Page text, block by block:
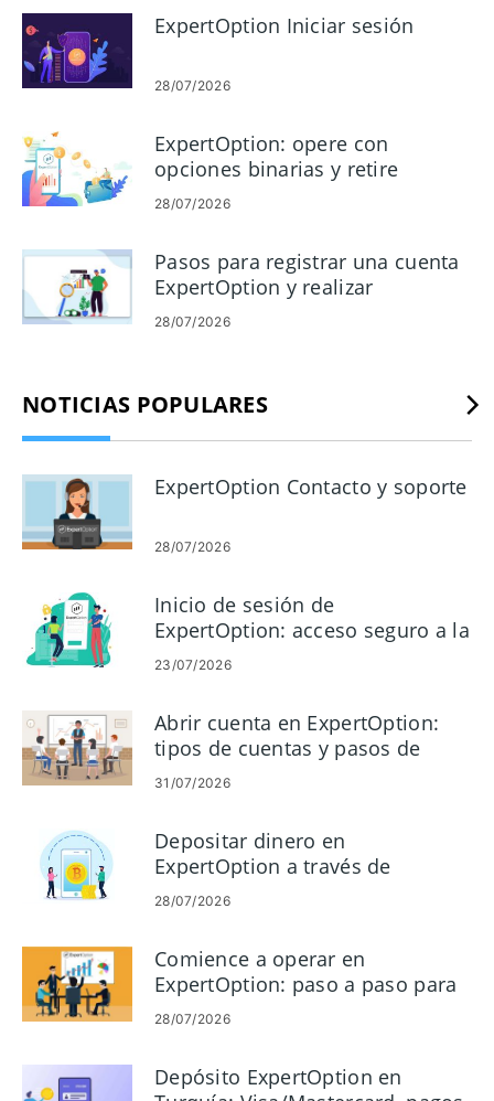
comunes por las que se retrasan las aprobaciones y los
pagos. Esta guía describe el flujo de trabajo práctico para
unirse al programa de afiliados de ExpertOption y
convertirse en socio: configuración de cuenta, envío de
activos promocionales y selección de opciones de pago.
También cubre las herramientas del panel de socios, los
errores de verificación comunes, los recordatorios de
cumplimiento básicos y los pasos de solución de problemas
para que las comisiones fluyan sin problemas.
ExpertOption Iniciar sesión
28/07/2026
ExpertOption: opere con
opciones binarias y retire
dinero
28/07/2026
Pasos para registrar una cuenta
ExpertOption y realizar
operaciones de demostración
28/07/2026
NOTICIAS POPULARES
ExpertOption Contacto y soporte
28/07/2026
Inicio de sesión de
ExpertOption: acceso seguro a la
cuenta y solución de problemas
23/07/2026
Abrir cuenta en ExpertOption:
tipos de cuentas y pasos de
configuración
31/07/2026
Depositar dinero en
ExpertOption a través de
criptomonedas: métodos y
límites
28/07/2026
Comience a operar en
ExpertOption: paso a paso para
principiantes
28/07/2026
Depósito ExpertOption en